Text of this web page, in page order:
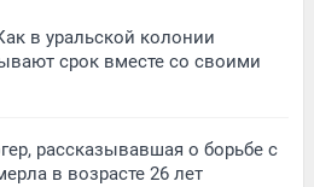
в уральской колонии
срок вместе со своими
рассказывавшая о борьбе с
в возрасте 26 лет